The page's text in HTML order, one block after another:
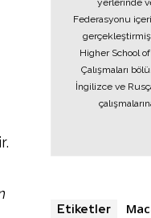
yerlerinde
Federasyonu
Higher School
Çalışmaları
İngilizce ve
Etiketler